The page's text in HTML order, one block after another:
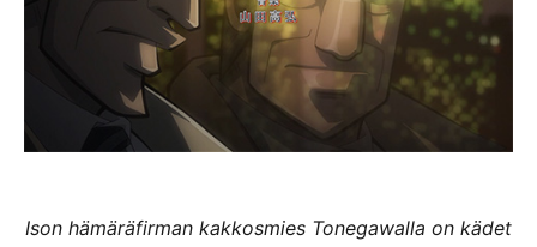
Ison hämäräfirman kakkosmies Tonegawalla on kädet